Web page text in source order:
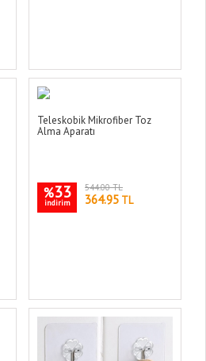
Teleskobik Mikrofiber Toz
Alma Aparatı
%33
indirim
544.00 TL
364.95 TL